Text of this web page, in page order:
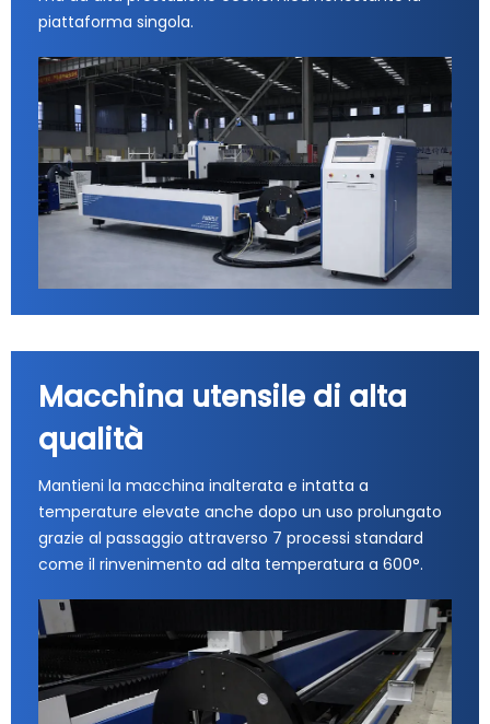
piattaforma singola.
Macchina utensile di alta
qualità
Mantieni la macchina inalterata e intatta a
temperature elevate anche dopo un uso prolungato
grazie al passaggio attraverso 7 processi standard
come il rinvenimento ad alta temperatura a 600°.